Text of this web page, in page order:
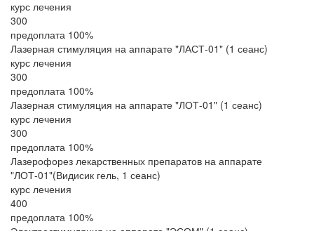
курс лечения
300
предоплата 100%
Лазерная стимуляция на аппарате "ЛАСТ-01" (1 сеанс)
курс лечения
300
предоплата 100%
Лазерная стимуляция на аппарате "ЛОТ-01" (1 сеанс)
курс лечения
300
предоплата 100%
Лазерофорез лекарственных препаратов на аппарате
"ЛОТ-01"(Видисик гель, 1 сеанс)
курс лечения
400
предоплата 100%